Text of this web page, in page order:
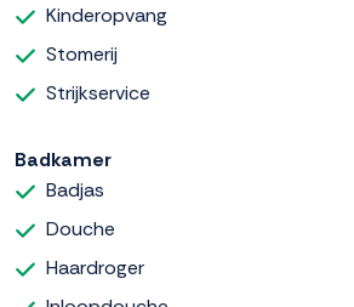
Kinderopvang
Stomerij
Strijkservice
Badkamer
Badjas
Douche
Haardroger